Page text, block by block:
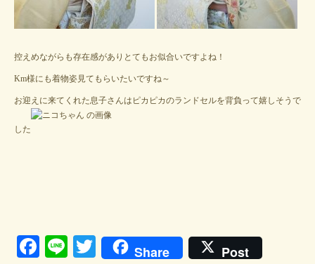
控えめながらも存在感がありとてもお似合いですよね！
Km様にも着物姿見てもらいたいですね～
お迎えに来てくれた息子さんはピカピカのランドセルを背負って嬉しそうで
した
Facebook
LineTwitter
Share Post